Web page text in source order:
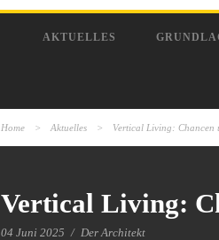
AKTUELLES
Home > Aktuelles > Vertical Living: Chancen
Vertical Living:
04 Juni 2025 / Der Architekt